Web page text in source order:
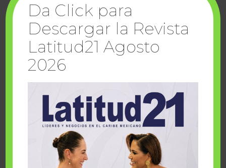
Cuando la solidaridad inspira; cumplen
sueños Fairmont Mayakoba y Make-A-Wish
Da Click para
Descargar la Revista
Latitud21 Agosto
2026